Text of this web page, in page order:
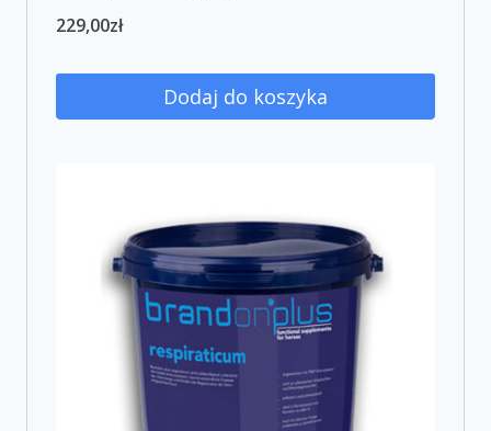
229,00zł
Dodaj do koszyka